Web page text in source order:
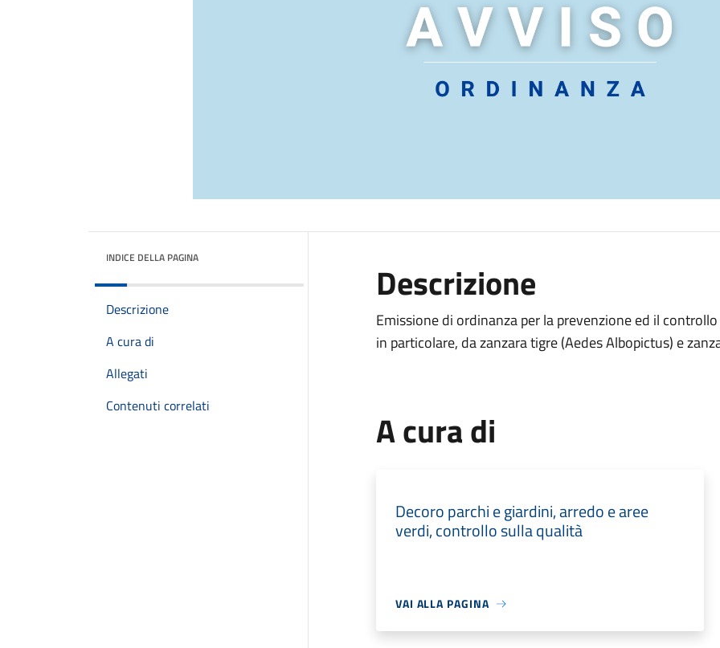
INDICE DELLA PAGINA
Descrizione
A cura di
Allegati
Contenuti correlati
Descrizione
Emissione di ordinanza per la prevenzione ed il
in particolare, da zanzara tigre (Aedes Albopictus) e
A cura di
Decoro parchi e giardini, arredo e aree
verdi, controllo sulla qualità
VAI ALLA PAGINA